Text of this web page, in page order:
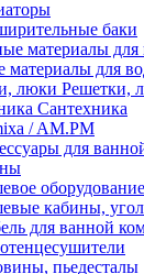
баки
материалы для
Решетки,
Сантехника
/ AM.PM
для
оборудование
кабины,
для ванной
пьедесталы